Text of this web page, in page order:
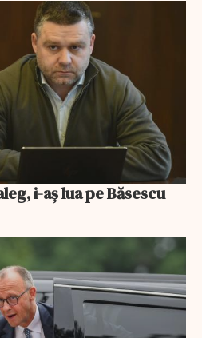
i-aș lua pe Băsescu